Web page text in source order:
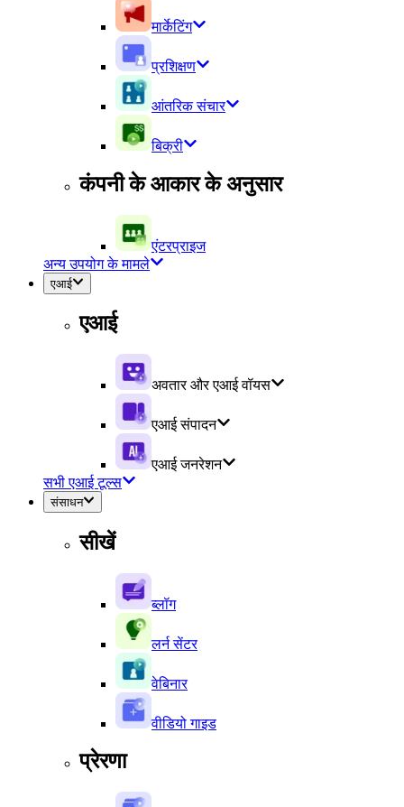
मार्केटिंग
प्रशिक्षण
आंतरिक संचार
बिक्री
कंपनी के आकार के अनुसार
एंटरप्राइज
अन्य उपयोग के मामले
एआई
एआई
अवतार और एआई वॉयस
एआई संपादन
एआई जनरेशन
सभी एआई टूल्स
संसाधन
सीखें
ब्लॉग
लर्न सेंटर
वेबिनार
वीडियो गाइड
प्रेरणा